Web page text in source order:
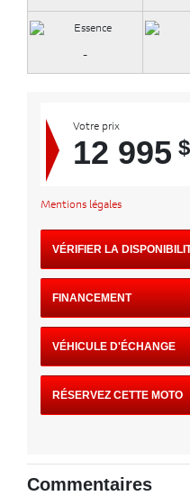
-
Votre prix
12 995 $
Mentions légales
VÉRIFIER LA
FINANCEMENT
VÉHICULE D'ÉCHANGE
RÉSERVEZ CETTE MOTO
Commentaires